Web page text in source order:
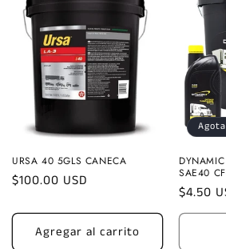
URSA 40 5GLS CANECA
Precio
$100.00 USD
Agregar al carrito
SAE40
Precio
$4.50